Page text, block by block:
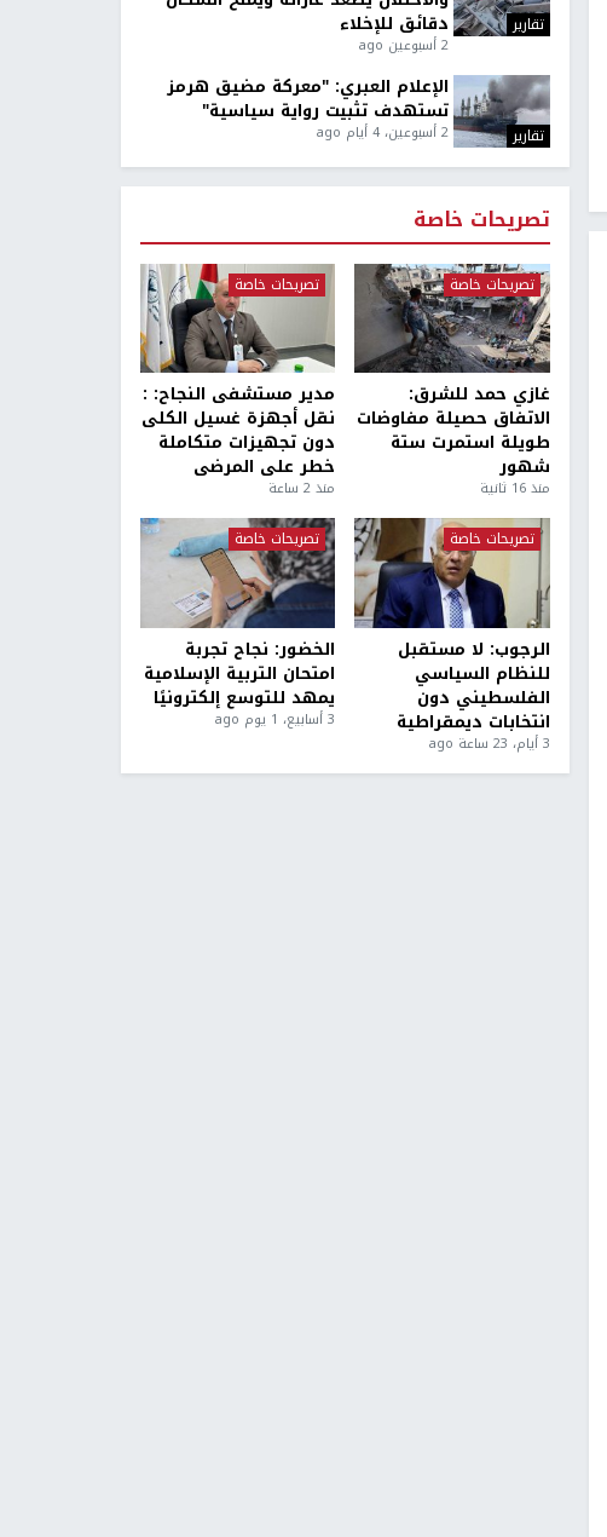
تقارير
دقائق للإخلاء
2 أسبوعين ago
تقارير
الإعلام العبري: "معركة مضيق هرمز
تستهدف تثبيت رواية سياسية"
2 أسبوعين، 4 أيام ago
تصريحات خاصة
تصريحات خاصة
غازي حمد للشرق:
الاتفاق حصيلة مفاوضات
طويلة استمرت ستة
شهور
منذ 16 ثانية
تصريحات خاصة
مدير مستشفى النجاح: :
نقل أجهزة غسيل الكلى
دون تجهيزات متكاملة
خطر على المرضى
منذ 2 ساعة
تصريحات خاصة
الرجوب: لا مستقبل
للنظام السياسي
الفلسطيني دون
انتخابات ديمقراطية
3 أيام، 23 ساعة ago
تصريحات خاصة
الخضور: نجاح تجربة
امتحان التربية الإسلامية
يمهد للتوسع إلكترونيًا
3 أسابيع، 1 يوم ago